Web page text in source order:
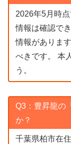
2026年5月時
情報は確認で
情報がありま
べきです。 本
う。
Q3：豊昇龍の
か？
千葉県柏市在